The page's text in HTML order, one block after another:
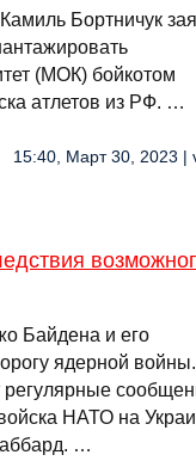
Бортничук
(МОК) бойкотом
атлетов из РФ. …
15:40, Март 30, 2023 |
Байдена и его
ядерной
регулярные
НАТО на
…